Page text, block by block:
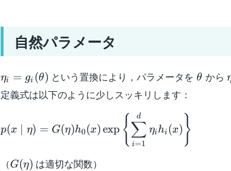
自然パラメータ
\eta_i=g_i(\theta)
ηi = gi (θ) という置換により，パラメータを\theta
θ から
定義式は以下のように少しスッキリします：
\eta)=G(\eta)h_0(x)\exp\left\
{\displaystyle\sum_{i=1}^d\eta_i
h_i(x)\right\}
p(x η) = G(η)h0(x)exp { i=1
∑
d
ηi hi (x) }
（G(\eta)
G(η) は適切な関数）